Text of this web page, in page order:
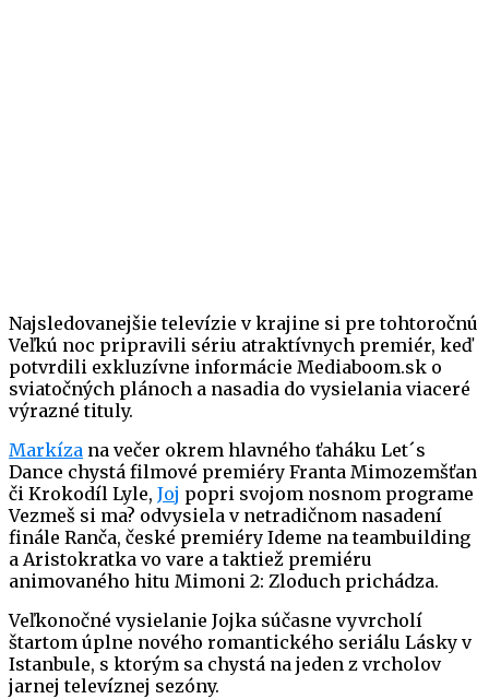
Najsledovanejšie televízie v krajine si pre tohtoročnú
Veľkú noc pripravili sériu atraktívnych premiér, keď
potvrdili exkluzívne informácie Mediaboom.sk o
sviatočných plánoch a nasadia do vysielania viaceré
výrazné tituly.
Markíza na večer okrem hlavného ťaháku Let´s
Dance chystá filmové premiéry Franta Mimozemšťan
či Krokodíl Lyle, Joj popri svojom nosnom programe
Vezmeš si ma? odvysiela v netradičnom nasadení
finále Ranča, české premiéry Ideme na teambuilding
a Aristokratka vo vare a taktiež premiéru
animovaného hitu Mimoni 2: Zloduch prichádza.
Veľkonočné vysielanie Jojka súčasne vyvrcholí
štartom úplne nového romantického seriálu Lásky v
Istanbule, s ktorým sa chystá na jeden z vrcholov
jarnej televíznej sezóny.